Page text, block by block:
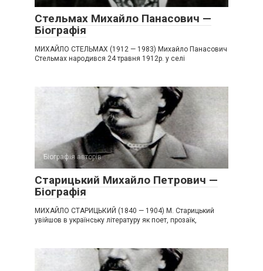
Стельмах Михайло Панасович —
Біографія
МИХАЙЛО СТЕЛЬМАХ (1912 — 1983) Михайло Панасович
Стельмах народився 24 травня 1912р. у селі
Біографія авторів
Старицький Михайло Петрович —
Біографія
МИХАЙЛО СТАРИЦЬКИЙ (1840 — 1904) М. Старицький
увійшов в українську літературу як поет, прозаїк,